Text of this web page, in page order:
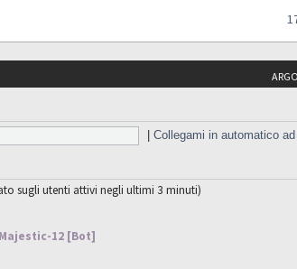
|Collegami in automatico
sugli utenti attivi negli ultimi 3 minuti)
Majestic-12 [Bot]